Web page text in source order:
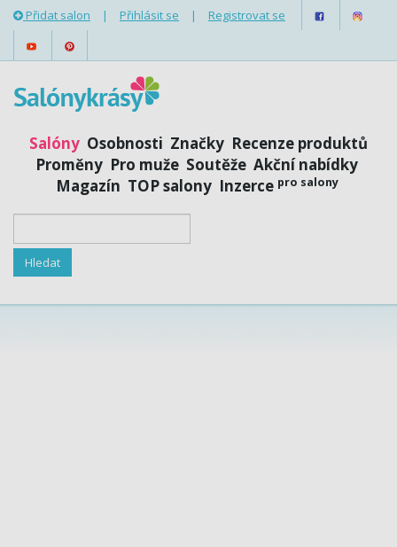
Přidat salon | Přihlásit se | Registrovat se
Salóny Osobnosti Značky Recenze produktů
Proměny Pro muže Soutěže Akční nabídky
Magazín TOP salony Inzerce pro salony